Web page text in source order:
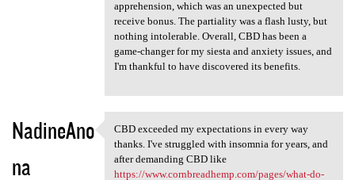
apprehension, which was an unexpected but
receive bonus. The partiality was a flash lusty, but
nothing intolerable. Overall, CBD has been a
game-changer for my siesta and anxiety issues, and
I'm thankful to have discovered its benefits.
NadineAno
na
CBD exceeded my expectations
CBD exceeded my expectations in every way
thanks. I've struggled with insomnia for years, and
after demanding CBD like
https://www.cornbreadhemp.com/pages/what-do-